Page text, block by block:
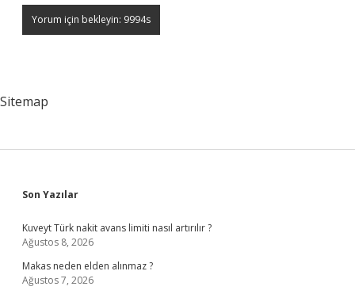
Sitemap
Sidebar
Son Yazılar
Kuveyt Türk nakit avans limiti nasıl artırılır ?
Ağustos 8, 2026
Makas neden elden alınmaz ?
Ağustos 7, 2026